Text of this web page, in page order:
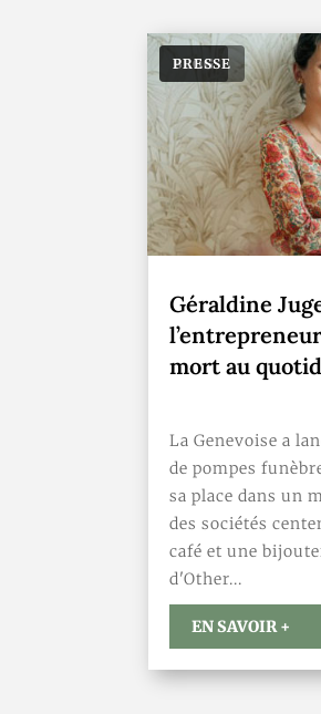
Géraldine
mort au
BLOG
PRESSE
La Genevoise a
de pompes
sa place dans un
des sociétés
café et une
d'Other...